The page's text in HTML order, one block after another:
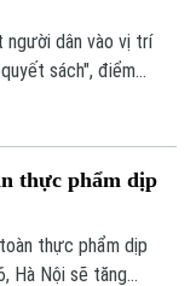
người dân vào vị trí
sách", điểm
bằng kéo dài, dự án
nhanh tiến độ,
hạ tầng để đưa
thực phẩm dịp
thực phẩm dịp
Hà Nội sẽ tăng